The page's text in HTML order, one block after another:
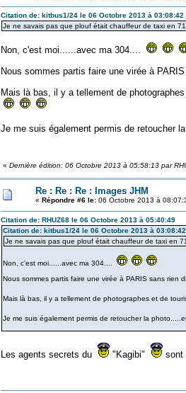
Citation de: kitbus1/24 le 06 Octobre 2013 à 03:08:42
Je ne savais pas que plouf était chauffeur de taxi en
Non, c'est moi......avec ma 304....
Nous sommes partis faire une virée à
Mais là bas, il y a tellement de
Je me suis également permis de retoucher
« Dernière édition: 06 Octobre 2013 à 05:58:13 par
Re : Re : Re : Images JHM
« Répondre #6 le:06 Octobre 2013 à
Citation de: RHUZ68 le 06 Octobre 2013 à 05:40:49
Citation de: kitbus1/24 le 06 Octobre 2013 à 03:08:42
Je ne savais pas que plouf était chauffeur de taxi en
Non, c'est moi......avec ma 304....
Nous sommes partis faire une virée à PARIS sans rien
Mais là bas, il y a tellement de photographes et de
Je me suis également permis de retoucher la
Les agents secrets du "Kagibi" sont